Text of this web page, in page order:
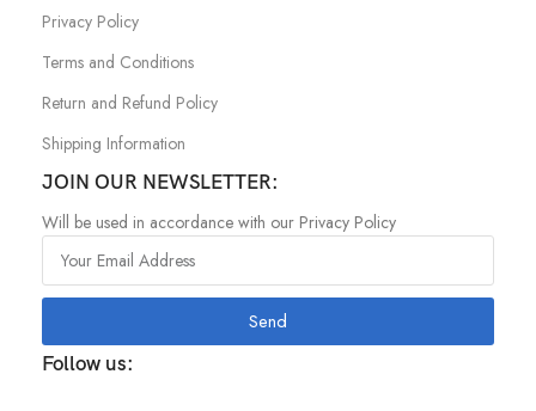
Privacy Policy
Terms and Conditions
Return and Refund Policy
Shipping Information
JOIN OUR NEWSLETTER:
Will be used in accordance with our Privacy Policy
Send
Follow us: